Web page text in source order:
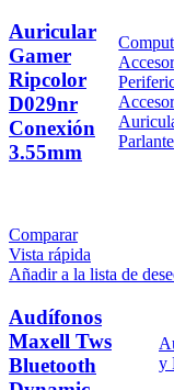
Auricular
Gamer
Ripcolor
D029nr
Conexión
3.55mm
Comparar
Vista rápida
Añadir a la lista de
Audífonos
Maxell Tws
Bluetooth
y